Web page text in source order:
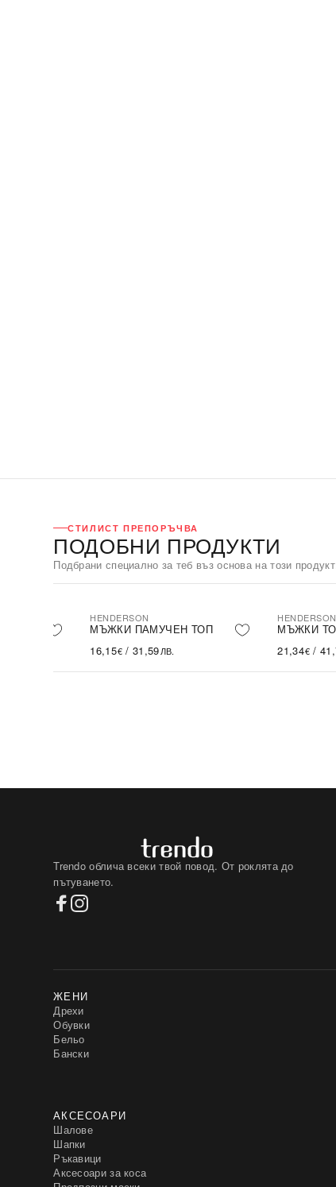
СТИЛИСТ ПРЕПОРЪЧВА
ПОДОБНИ ПРОДУКТИ
Подбрани специално за теб въз основа на този
HENDERSON
МЪЖКИ ПАМУЧЕН ТОП
16,15€ /31,59ЛВ.
HENDERSON
МЪЖКИ
21,34€ /
Trendo облича всеки твой повод. От роклята до
пътуването.
ЖЕНИ
Дрехи
Обувки
Бельо
Бански
АКСЕСОАРИ
Шалове
Шапки
Ръкавици
Аксесоари за коса